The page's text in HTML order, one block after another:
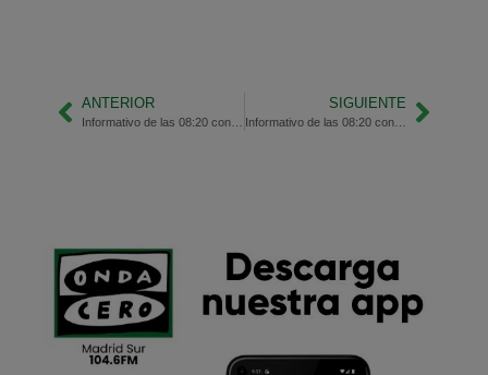
ANTERIOR SIGUIENTE
Informativo de las 08:20 con Beatriz Martínez y Sara Riesgo